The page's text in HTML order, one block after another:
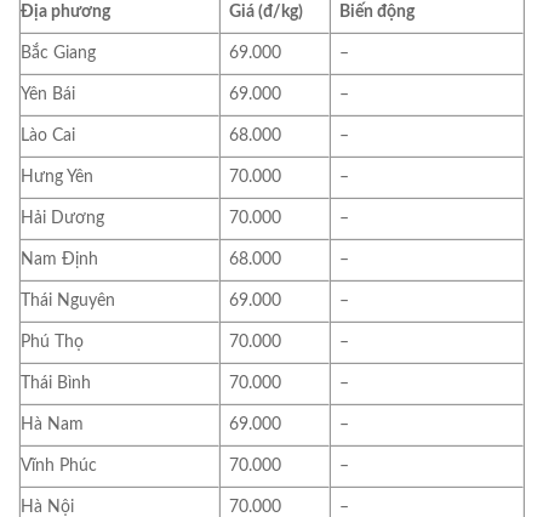
Địa phương Giá (đ/kg) Biến động
Bắc Giang 69.000 –
Yên Bái 69.000 –
Lào Cai 68.000 –
Hưng Yên 70.000 –
Hải Dương 70.000 –
Nam Định 68.000 –
Thái Nguyên 69.000 –
Phú Thọ 70.000 –
Thái Bình 70.000 –
Hà Nam 69.000 –
Vĩnh Phúc 70.000 –
Hà Nội 70.000 –